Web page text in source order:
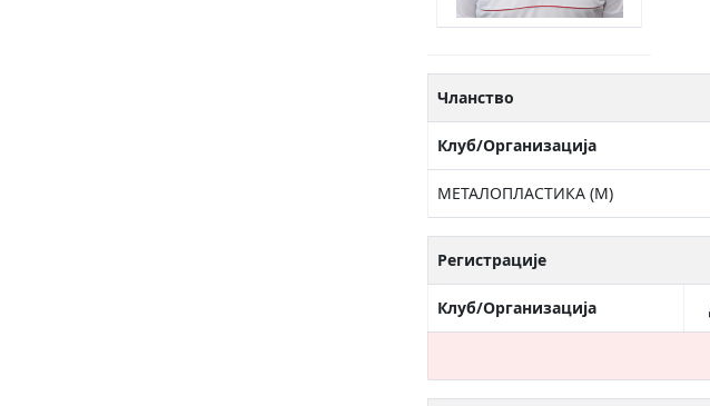
Чланство
Клуб/Организација
МЕТАЛОПЛАСТИКА (М)
Регистрације
Клуб/Организација